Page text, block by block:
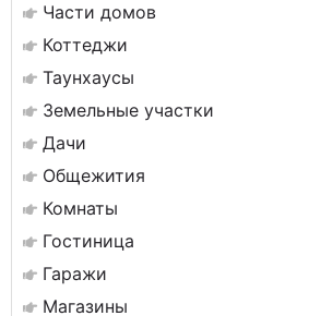
Части домов
Коттеджи
Таунхаусы
Земельные участки
Дачи
Общежития
Комнаты
Гостиница
Гаражи
Магазины